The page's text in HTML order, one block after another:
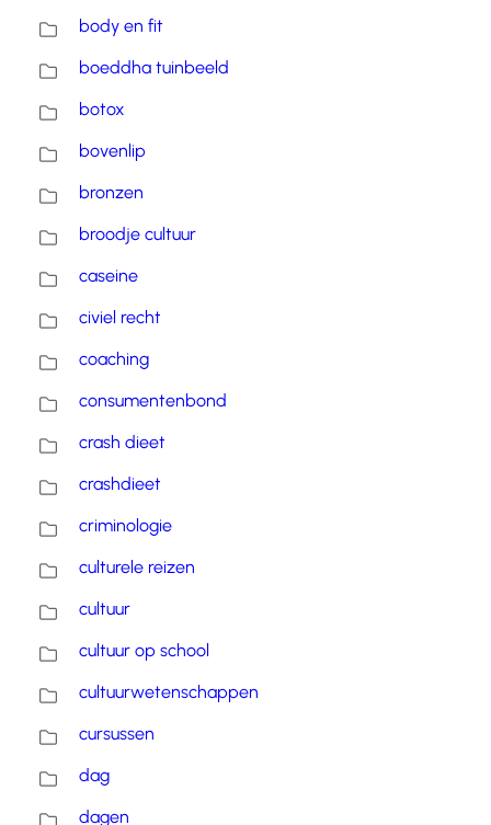
body en fit
boeddha tuinbeeld
botox
bovenlip
bronzen
broodje cultuur
caseine
civiel recht
coaching
consumentenbond
crash dieet
crashdieet
criminologie
culturele reizen
cultuur
cultuur op school
cultuurwetenschappen
cursussen
dag
dagen